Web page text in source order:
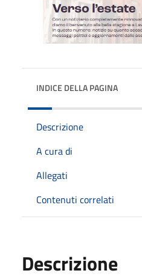
INDICE DELLA PAGINA
Descrizione
A cura di
Allegati
Contenuti correlati
Descrizione